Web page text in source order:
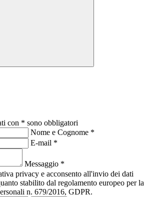
con * sono obbligatori
Nome e Cognome *
E-mail *
Messaggio *
privacy e acconsento all'invio dei dati
stabilito dal regolamento europeo per la
n. 679/2016, GDPR.